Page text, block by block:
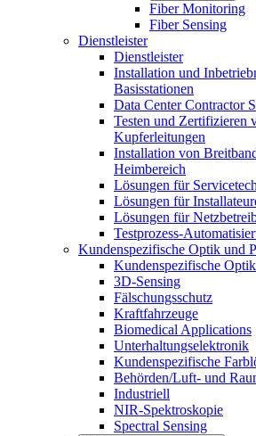
Fiber Monitoring
Fiber Sensing
Dienstleister
Dienstleister
Installation und
Basisstationen
Data Center Contractor
Testen und Zertifizieren
Kupferleitungen
Installation von
Heimbereich
Lösungen für
Lösungen für
Lösungen für
Testprozess-
Kundenspezifische Optik und
Kundenspezifische
3D-Sensing
Fälschungsschutz
Kraftfahrzeuge
Biomedical Applications
Unterhaltungselektronik
Kundenspezifische
Behörden/Luft- und
Industriell
NIR-Spektroskopie
Spectral Sensing